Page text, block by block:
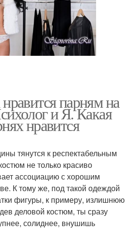
парням на
и Я. Какая
нравится
тянутся к респектабельным
не только красиво
ассоциацию с хорошим
К тому же, под такой одеждой
фигуры, к примеру, излишнюю
деловой костюм, ты сразу
солиднее, внушишь